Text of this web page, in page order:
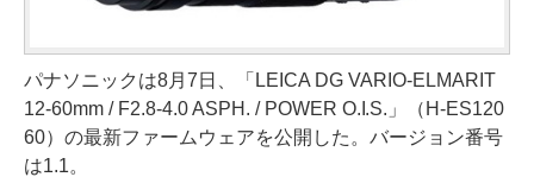
パナソニックは8月7日、「LEICA DG VARIO-ELMARIT
12-60mm / F2.8-4.0 ASPH. / POWER O.I.S.」（H-ES120
60）の最新ファームウェアを公開した。バージョン番号
は1.1。